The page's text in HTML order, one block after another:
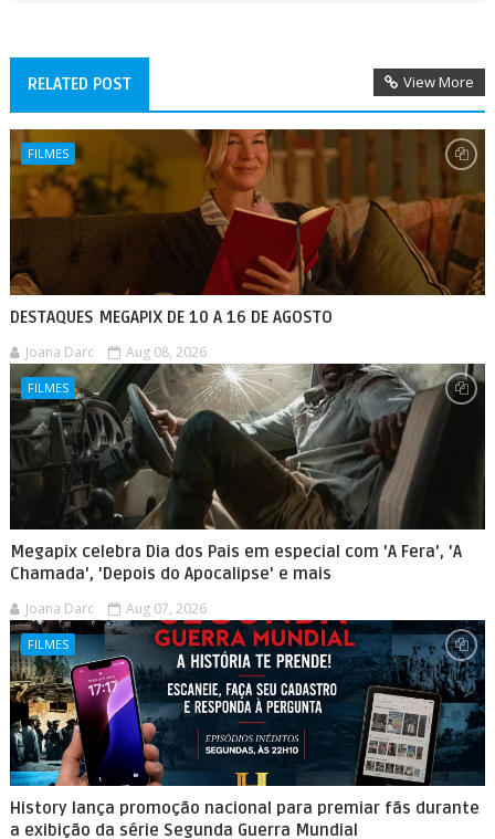
RELATED POST View More
FILMES
DESTAQUES MEGAPIX DE 10 A 16 DE AGOSTO
Joana Darc Aug 08, 2026
FILMES
Megapix celebra Dia dos Pais em especial com 'A Fera', 'A
Chamada', 'Depois do Apocalipse' e mais
Joana Darc Aug 07, 2026
FILMES
History lança promoção nacional para premiar fãs durante
a exibição da série Segunda Guerra Mundial